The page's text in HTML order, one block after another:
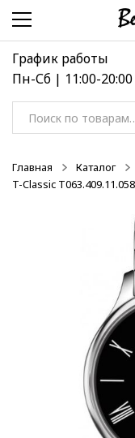
Перейти
навигации
Перейти
содержимому
График работы
Пн-Сб | 11:00-20:00
Искать:
Главная Каталог
T-Classic
-50%